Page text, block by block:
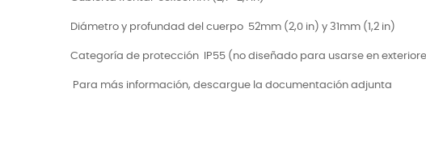
Diámetro y profundad del cuerpo 52mm (2,0 in) y 31mm (1,2 in)
Categoría de protección IP55 (no diseñado para usarse en
Para más información, descargue la documentación adjunta